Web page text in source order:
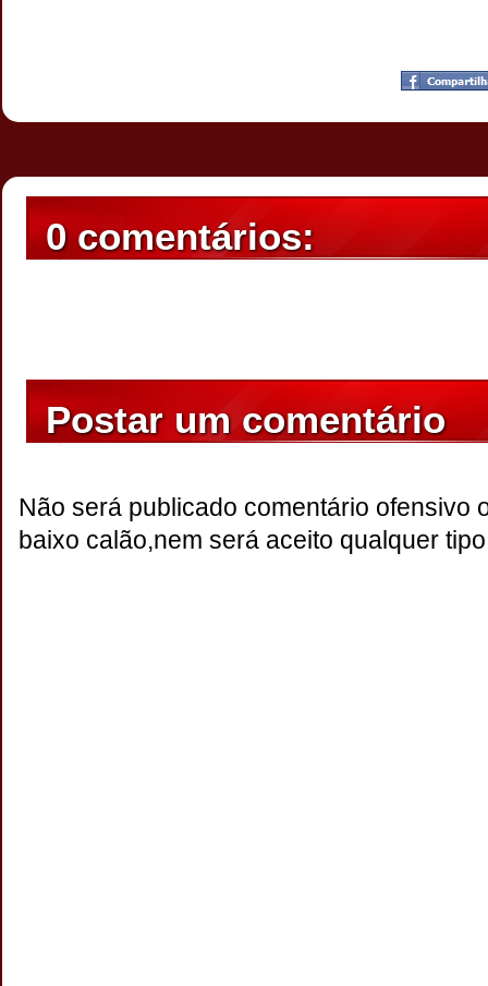
20:04
0 comentários:
Postar um comentário
Não será publicado comentário ofensivo
baixo calão,nem será aceito qualquer